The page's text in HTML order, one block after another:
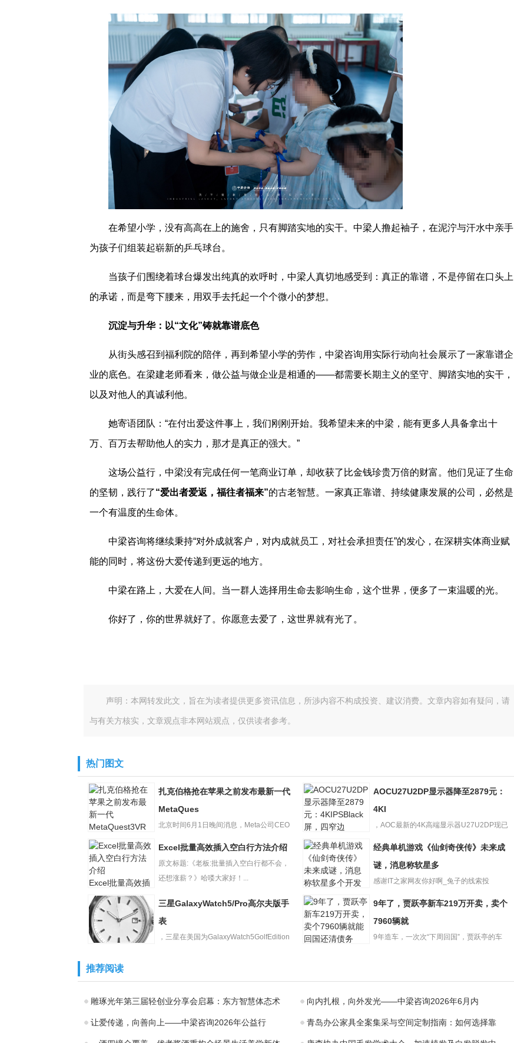
在希望小学，没有高高在上的施舍，只有脚踏实地的实干。中梁人撸起袖子，在泥泞与汗水中亲手
为孩子们组装起崭新的乒乓球台。
当孩子们围绕着球台爆发出纯真的欢呼时，中梁人真切地感受到：真正的靠谱，不是停留在口头上
的承诺，而是弯下腰来，用双手去托起一个个微小的梦想。
沉淀与升华：以“文化”铸就靠谱底色
从街头感召到福利院的陪伴，再到希望小学的劳作，中梁咨询用实际行动向社会展示了一家靠谱企
业的底色。在梁建老师看来，做公益与做企业是相通的——都需要长期主义的坚守、脚踏实地的实干，
以及对他人的真诚利他。
她寄语团队：“在付出爱这件事上，我们刚刚开始。我希望未来的中梁，能有更多人具备拿出十
万、百万去帮助他人的实力，那才是真正的强大。”
这场公益行，中梁没有完成任何一笔商业订单，却收获了比金钱珍贵万倍的财富。他们见证了生命
的坚韧，践行了“爱出者爱返，福往者福来”的古老智慧。一家真正靠谱、持续健康发展的公司，必然是
一个有温度的生命体。
中梁咨询将继续秉持“对外成就客户，对内成就员工，对社会承担责任”的发心，在深耕实体商业赋
能的同时，将这份大爱传递到更远的地方。
中梁在路上，大爱在人间。当一群人选择用生命去影响生命，这个世界，便多了一束温暖的光。
你好了，你的世界就好了。你愿意去爱了，这世界就有光了。
声明：本网转发此文，旨在为读者提供更多资讯信息，所渉内容不构成投资、建议消费。文章内容如有疑问，请
与有关方核实，文章观点非本网站观点，仅供读者参考。
热门图文
扎克伯格抢在苹
果之前发布最新
一代MetaQues
扎克伯格抢在苹果之前发布最新一代
MetaQues
北京时间6月1日晚间消息，Meta公司CEO
AOCU27U2DP显
示器降至2879
元：4KI
AOCU27U2DP显示器降至2879元：
4KI
，AOC最新的4K高端显示器U27U2DP现已
Excel批量高效插
入空白行方法介
绍
Excel批量高效插入空白行方法介绍
原文标题:《老板:批量插入空白行都不会，
还想涨薪？》哈喽大家好！...
经典单机游戏
《仙剑奇侠传》
未来成谜，消息
称软星多
经典单机游戏《仙剑奇侠传》未来成
谜，消息称软星多
感谢IT之家网友你好啊_兔子的线索投
GalaxyWatch5/Pr
三星GalaxyWatch5/Pro高尔夫版手
表
，三星在美国为GalaxyWatch5GolfEdition
9年了，贾跃亭新车219万开卖，卖个
7960辆就
9年造车，一次次“下周回国”，贾跃亭的车
推荐阅读
雕琢光年第三届轻创业分享会启幕：东方智慧体态术 向内扎根，向外发光——中梁咨询2026年6月内
让爱传递，向善向上——中梁咨询2026年公益行 青岛办公家具全案集采与空间定制指南：如何选择靠